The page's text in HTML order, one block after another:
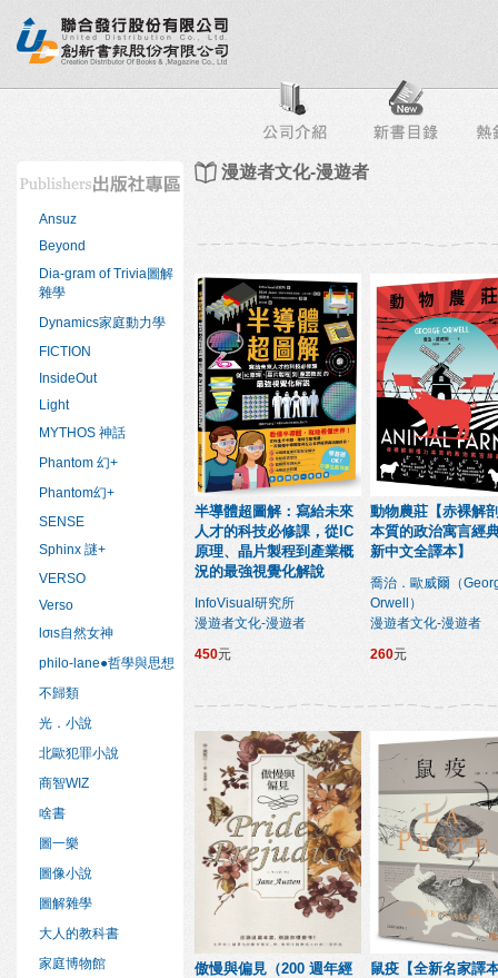
榜 出版社專區 書店專區 目錄下載 會員服務
Ansuz
Beyond
Dia-gram of Trivia圖解
雜學
Dynamics家庭動力學
FICTION
InsideOut
Light
MYTHOS 神話
Phantom 幻+
Phantom幻+
SENSE
Sphinx 謎+
VERSO
Verso
lσιs自然女神
philo-lane●哲學與思想
不歸類
光．小說
北歐犯罪小說
商智WIZ
啥書
圖一樂
圖像小說
圖解雜學
大人的教科書
家庭博物館
漫遊者文化-漫遊者
半導體超圖解：寫給未來
人才的科技必修課，從IC
原理、晶片製程到產業概
況的最強視覺化解說
InfoVisual研究所
漫遊者文化-漫遊者
450元
動物農莊【赤裸解
本質的政治寓言經
新中文全譯本】
喬治．歐威爾（
Orwell）
漫遊者文化-漫遊者
260元
傲慢與偏見（200 週年經
鼠疫【全新名家譯